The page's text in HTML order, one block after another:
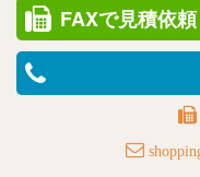
FAXで見積依頼